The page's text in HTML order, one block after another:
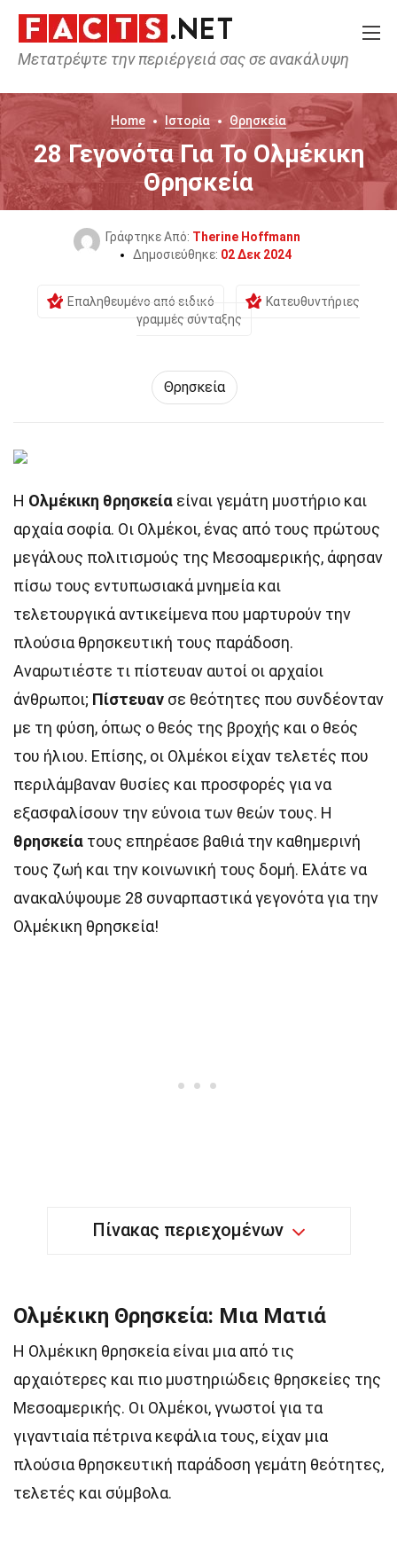
Μετατρέψτε την περιέργειά σας σε ανακάλυψη
Home Ιστορία Θρησκεία
28 Γεγονότα Για Το Ολμέκικη
Θρησκεία
Γράφτηκε Από: Therine Hoffmann
Δημοσιεύθηκε: 02 Δεκ 2024
Επαληθευμένο από ειδικό
Κατευθυντήριες
γραμμές σύνταξης
Θρησκεία
Η Ολμέκικη θρησκεία είναι γεμάτη μυστήριο και
αρχαία σοφία. Οι Ολμέκοι, ένας από τους πρώτους
μεγάλους πολιτισμούς της Μεσοαμερικής, άφησαν
πίσω τους εντυπωσιακά μνημεία και
τελετουργικά αντικείμενα που μαρτυρούν την
πλούσια θρησκευτική τους παράδοση.
Αναρωτιέστε τι πίστευαν αυτοί οι αρχαίοι
άνθρωποι; Πίστευαν σε θεότητες που συνδέονταν
με τη φύση, όπως ο θεός της βροχής και ο θεός
του ήλιου. Επίσης, οι Ολμέκοι είχαν τελετές που
περιλάμβαναν θυσίες και προσφορές για να
εξασφαλίσουν την εύνοια των θεών τους. Η
θρησκεία τους επηρέασε βαθιά την καθημερινή
τους ζωή και την κοινωνική τους δομή. Ελάτε να
ανακαλύψουμε 28 συναρπαστικά γεγονότα για την
Ολμέκικη θρησκεία!
Πίνακας περιεχομένων
Ολμέκικη Θρησκεία: Μια Ματιά
Η Ολμέκικη θρησκεία είναι μια από τις
αρχαιότερες και πιο μυστηριώδεις θρησκείες της
Μεσοαμερικής. Οι Ολμέκοι, γνωστοί για τα
γιγαντιαία πέτρινα κεφάλια τους, είχαν μια
πλούσια θρησκευτική παράδοση γεμάτη θεότητες,
τελετές και σύμβολα.